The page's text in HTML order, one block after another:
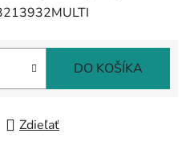
DO KOŠÍKA
Zdieľať